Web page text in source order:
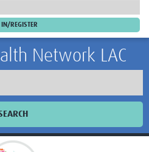
Network LAC